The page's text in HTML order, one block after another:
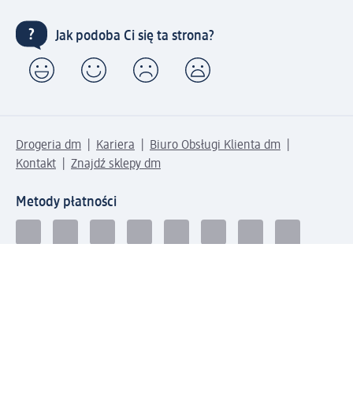
Jak podoba Ci się ta strona?
Drogeria dm Kariera
Biuro Obsługi Klienta dm
Kontakt
Znajdź sklepy dm
Metody płatności